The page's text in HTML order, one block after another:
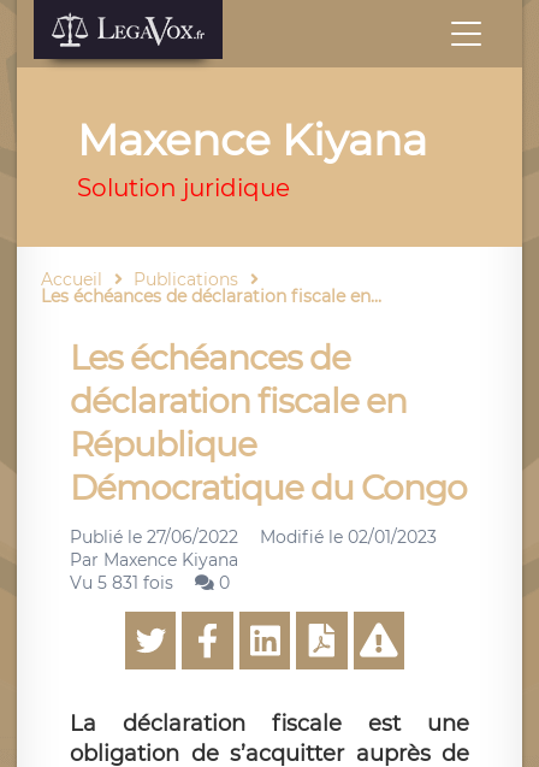
Maxence Kiyana
Solution juridique
Accueil Publications
Les échéances de déclaration fiscale en...
Les échéances de
déclaration fiscale en
République
Démocratique du Congo
Publié le 27/06/2022 Modifié le 02/01/2023
Par Maxence Kiyana
Vu 5 831 fois
0
La déclaration fiscale est une
obligation de s’acquitter auprès de